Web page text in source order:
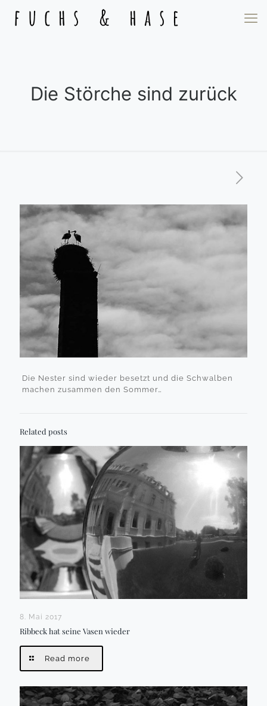
Die Störche sind zurück
Die Nester sind wieder besetzt und die Schwalben
machen zusammen den Sommer…
Related posts
8. Mai 2017
Ribbeck hat seine Vasen wieder
Read more